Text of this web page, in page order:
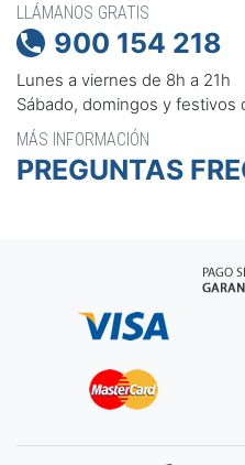
LLÁMANOS GRATIS
 900 154 218
Lunes a viernes de 8h a 21h
Sábado, domingos y festivos
MÁS INFORMACIÓN
PREGUNTAS